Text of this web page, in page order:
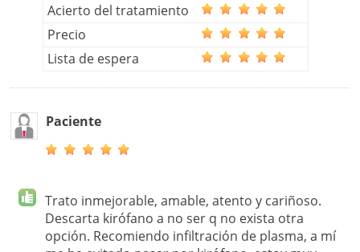
Acierto del tratamiento
Precio
Lista de espera
Paciente
Trato inmejorable, amable, atento y cariñoso.
Descarta kirófano a no ser q no exista otra
opción. Recomiendo infiltración de plasma, a mí